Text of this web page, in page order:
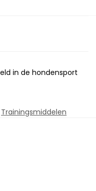
in de hondensport
Trainingsmiddelen